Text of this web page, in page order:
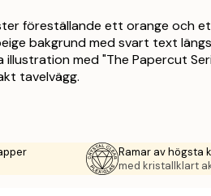
föreställande ett orange och
bakgrund med svart text
illustration med "The Papercut
tavelvägg.
Ramar av högsta
med kristallklart